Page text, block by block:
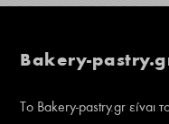
Bakery-
Το Bakery-pastry.gr είναι